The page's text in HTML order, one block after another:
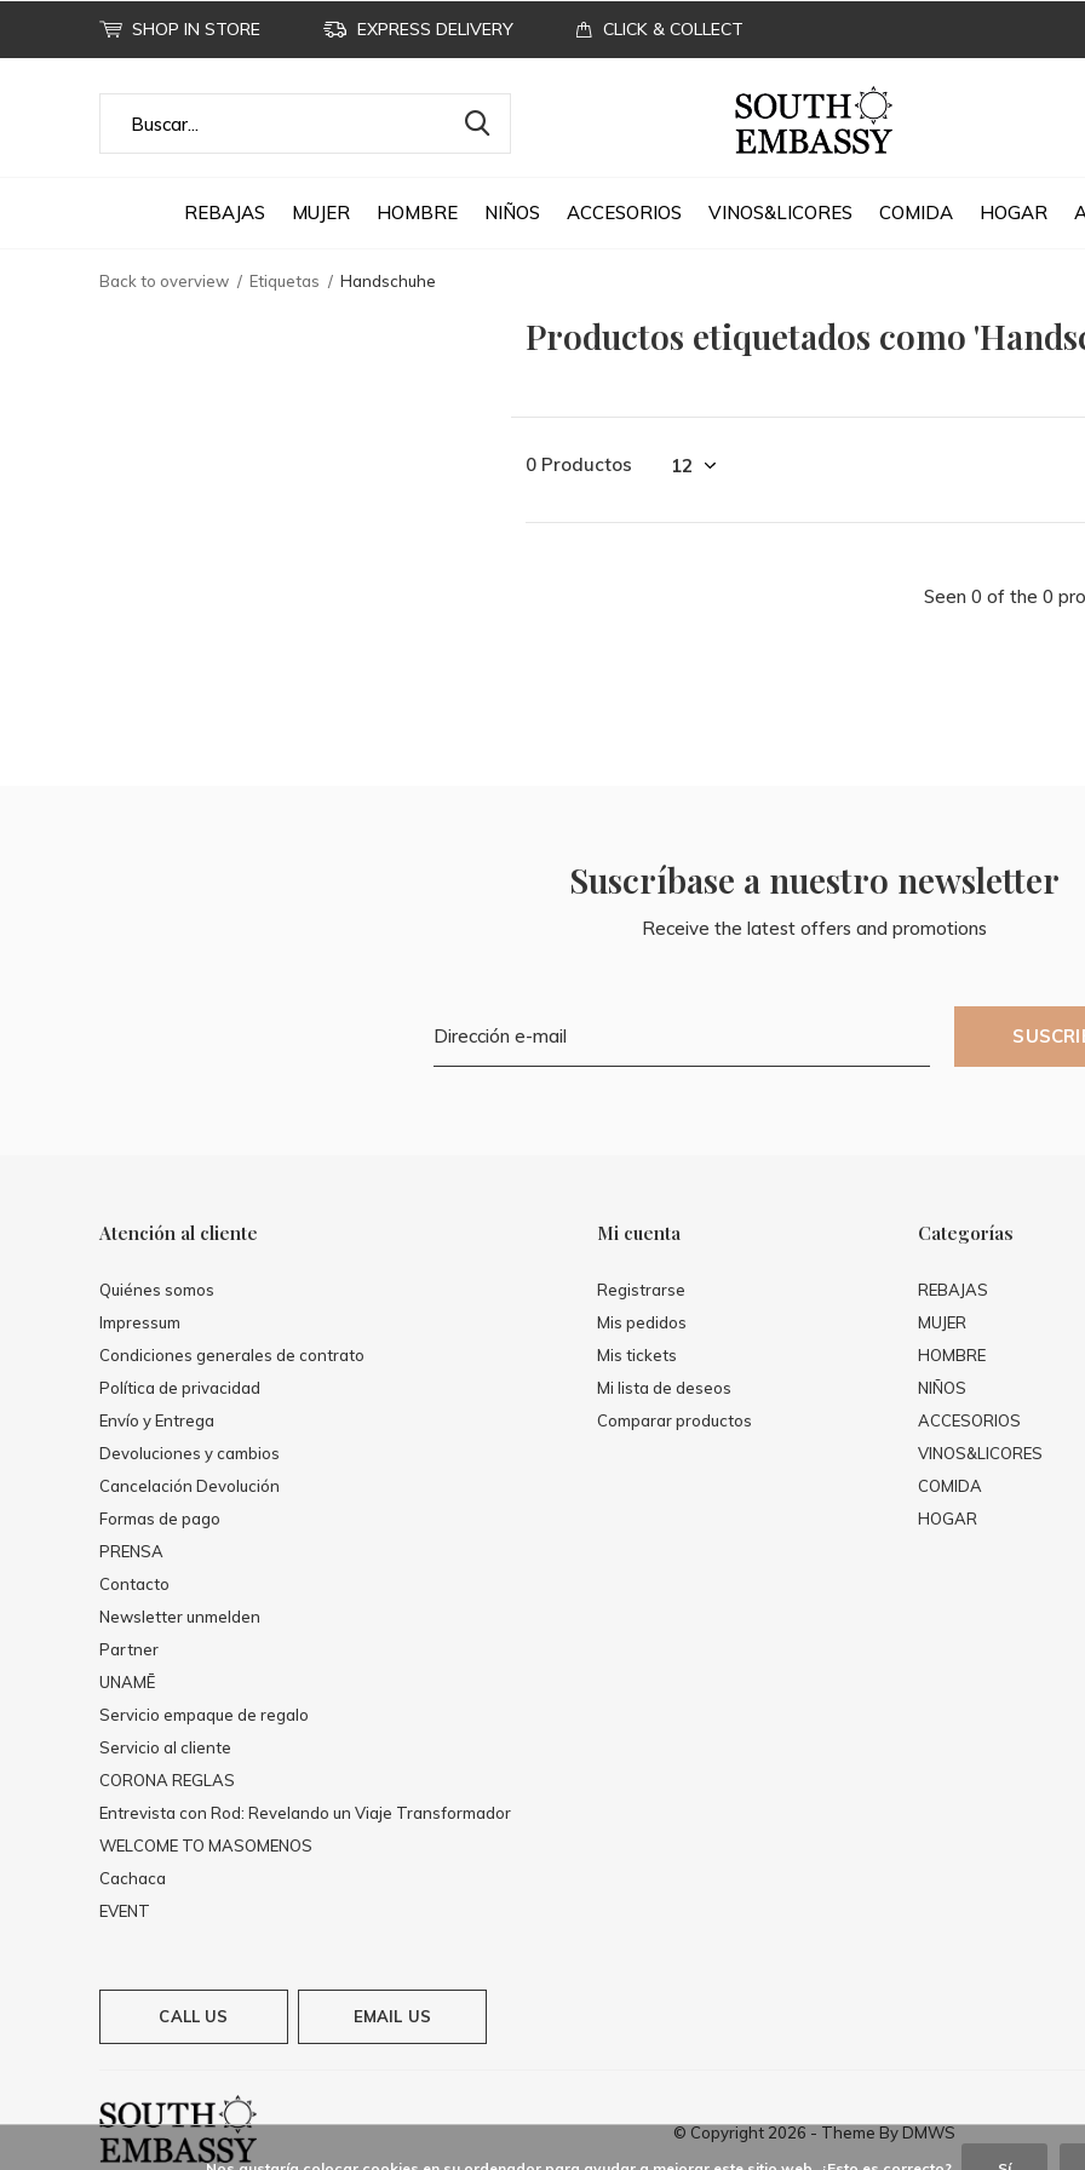
REBAJAS MUJER HOMBRE NIÑOS ACCESORIOS VINOS&LICORES COMIDA HOGAR
SHOP IN STORE EXPRESS DELIVERY CLICK & COLLECT
Back to overview Etiquetas Handschuhe
Productos etiquetados como
0 Productos
Seen 0 of the 0
Suscríbase a nuestro newsletter
Receive the latest offers and promotions
Atención al cliente
Quiénes somos
Impressum
Condiciones generales de contrato
Política de privacidad
Envío y Entrega
Devoluciones y cambios
Cancelación Devolución
Formas de pago
PRENSA
Contacto
Newsletter unmelden
Partner
UNAMĒ
Servicio empaque de regalo
Servicio al cliente
CORONA REGLAS
Entrevista con Rod: Revelando un Viaje Transformador
WELCOME TO MASOMENOS
Cachaca
EVENT
Mi cuenta
Registrarse
Mis pedidos
Mis tickets
Mi lista de deseos
Comparar productos
Categorías
REBAJAS
MUJER
HOMBRE
NIÑOS
ACCESORIOS
VINOS&LICORES
COMIDA
HOGAR
CALL US EMAIL US
© Copyright 2026 - Theme By DMWS